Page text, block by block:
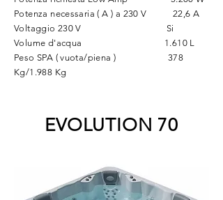
Potenza necessaria ( A ) a 230 V 22,6 A
Voltaggio 230 V Si
Volume d'acqua 1.610 L
Peso SPA ( vuota/piena ) 378
Kg/1.988 Kg
EVOLUTION 70